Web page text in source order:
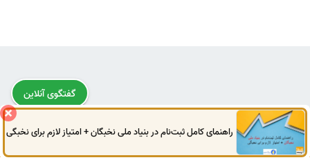
پرسش و دیدگاه شما
04133250787
09149724522
راهنمای کامل ثبت‌نام در بنیاد ملی نخبگان + امتیاز لازم برای نخبگی
گفتگوی آنلاین